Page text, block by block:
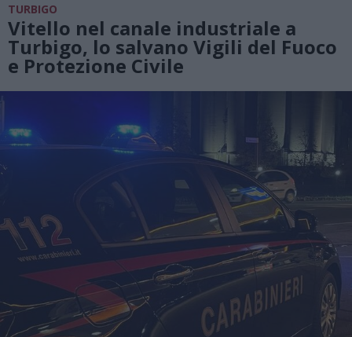
TURBIGO
Vitello nel canale industriale a
Turbigo, lo salvano Vigili del Fuoco
e Protezione Civile